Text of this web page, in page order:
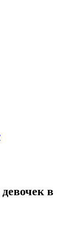
в